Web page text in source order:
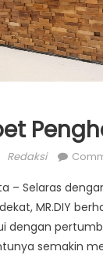
Author
Redaksi
– Selaras
MR.DIY
dengan
semakin